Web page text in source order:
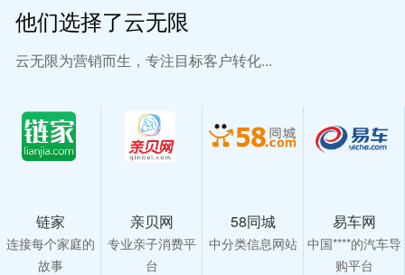
他们选择了云无限
云无限为营销而生，专注目标客户转化...
链家
连接每个家庭的
故事
亲贝网
专业亲子消费平
台
58同城
中分类信息网站
易车网
中国****的汽车导
购平台